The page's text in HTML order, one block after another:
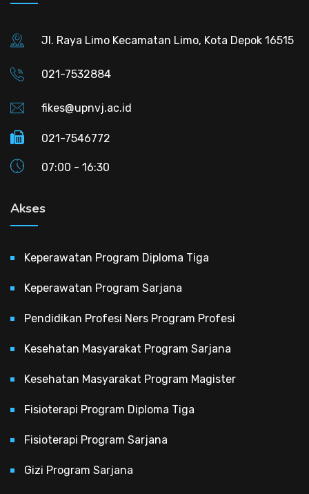
Jl. Raya Limo Kecamatan Limo, Kota Depok 16515
021-7532884
fikes@upnvj.ac.id
021-7546772
07:00 - 16:30
Akses
Keperawatan Program Diploma Tiga
Keperawatan Program Sarjana
Pendidikan Profesi Ners Program Profesi
Kesehatan Masyarakat Program Sarjana
Kesehatan Masyarakat Program Magister
Fisioterapi Program Diploma Tiga
Fisioterapi Program Sarjana
Gizi Program Sarjana